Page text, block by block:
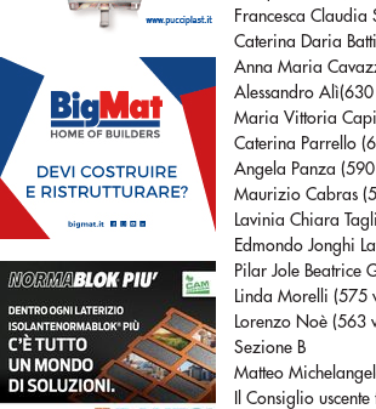
Francesca Claudia
Caterina Daria
Anna Maria
Alessandro
Maria Vittoria
Caterina Parrello
Angela Panza
Maurizio Cabras
Lavinia Chiara
Edmondo Jonghi
Pilar Jole Beatrice
Linda Morelli (575
Lorenzo Noè (563
Sezione B
Matteo
Il Consiglio